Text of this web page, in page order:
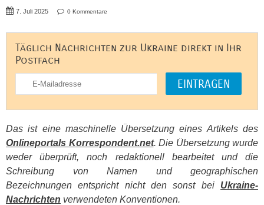
7. Juli 2025 0 Kommentare
Täglich Nachrichten zur Ukraine direkt in Ihr
Postfach
Das ist eine maschinelle Übersetzung eines Artikels des
Onlineportals Korrespondent.net. Die Übersetzung wurde
weder überprüft, noch redaktionell bearbeitet und die
Schreibung von Namen und geographischen
Bezeichnungen entspricht nicht den sonst bei Ukraine-
Nachrichten verwendeten Konventionen.